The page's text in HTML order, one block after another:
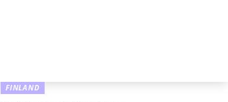
FINLAND